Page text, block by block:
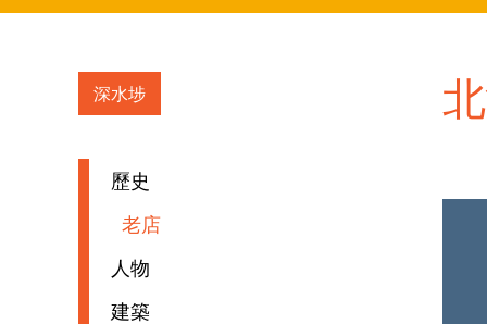
深水埗
歷史
老店
人物
建築